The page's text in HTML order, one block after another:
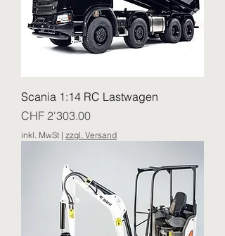
Scania 1:14 RC Lastwagen
Preis
CHF 2'303.00
inkl. MwSt | zzgl. Versand